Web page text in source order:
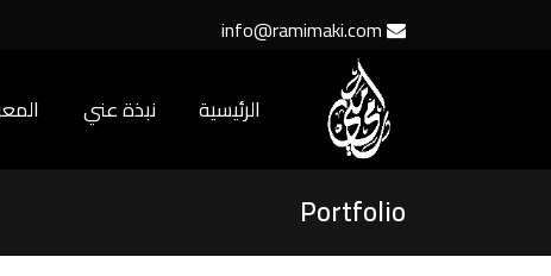
info@ramimaki.com
الرئيسية نبذة عني
Portfolio